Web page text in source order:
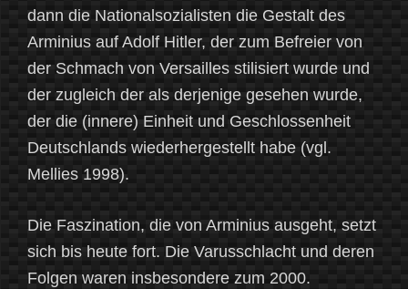
dann die Nationalsozialisten die Gestalt des
Arminius auf Adolf Hitler, der zum Befreier von
der Schmach von Versailles stilisiert wurde und
der zugleich der als derjenige gesehen wurde,
der die (innere) Einheit und Geschlossenheit
Deutschlands wiederhergestellt habe (vgl.
Mellies 1998).
Die Faszination, die von Arminius ausgeht, setzt
sich bis heute fort. Die Varusschlacht und deren
Folgen waren insbesondere zum 2000.